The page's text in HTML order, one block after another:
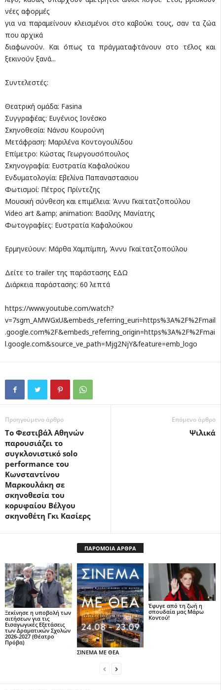
νέες αφορμές
για να παραμείνουν κλεισμένοι στο καβούκι τους, σαν τα ζώα
που αρχικά
διαφωνούν. Και όπως τα πράγματαφτάνουν στο τέλος και
ξεκινούν ξανά...
Συντελεστές:
Θεατρική ομάδα: Fasina
Συγγραφέας: Ευγένιος Ιονέσκο
Σκηνοθεσία: Νάνσυ Κουρούνη
Μετάφραση: Μαριλένα Κοντογουλίδου
Επίμετρο: Κώστας Γεωργουσόπουλος
Σκηνογραφία: Ευστρατία Καφαλούκου
Ενδυματολογία: Εβελίνα Παπαναστασιου
Φωτισμοί: Πέτρος Πρίντεζης
Μουσική σύνθεση και επιμέλεια: Άννυ Γκαϊτατζοπούλου
Video art &amp; animation: Βασίλης Μανίατης
Φωτογραφίες: Ευστρατία Καφαλούκου
Ερμηνεύουν: Μάρθα Χαμπίμπη, Άννυ Γκαϊτατζοπούλου
Δείτε το trailer της παράστασης ΕΔΩ
Διάρκεια παράστασης: 60 λεπτά
https://www.youtube.com/watch?
v=7sgm_AMWGxU&embeds_referring_euri=https%3A%2F%2Fmail
.google.com%2F&embeds_referring_origin=https%3A%2F%2Fmai
l.google.com&source_ve_path=Mjg2NjY&feature=emb_logo
Προηγούμενο άρθρο
Το Φεστιβάλ Αθηνών
παρουσιάζει το
συγκλονιστικό solo
performance του
Κωνσταντίνου
Μαρκουλάκη σε
σκηνοθεσία του
κορυφαίου Βέλγου
σκηνοθέτη Γκι Κασίερς
Επόμενο άρθρο
Ψιλικά
ΠΑΡΟΜΟΙΑ ΑΡΘΡΑ
Ξεκίνησε η υποβολή των
αιτήσεων για τις
Εισαγωγικές Εξετάσεις
των Δραματικών Σχολών
2026-2027 (Θέατρο
Πρόβα)
ΣΙΝΕΜΑ ΜΕ ΘΕΑ
Έφυγε από τη ζωή η
σπουδαία μας Μάρω
Κοντού!